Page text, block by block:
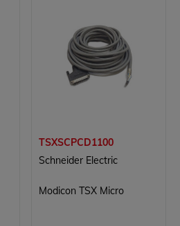
TSXSCPCD1100
Schneider Electric
Modicon TSX Micro